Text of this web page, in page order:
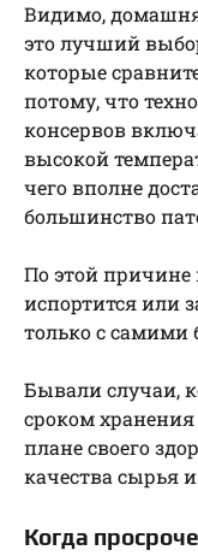
Видимо,
это лучший
которые
потому, что
консервов
высокой
чего вполне
большинство
По этой причине
испортится или
только с самими
Бывали случаи,
сроком хранения
плане своего
качества сырья
Когда